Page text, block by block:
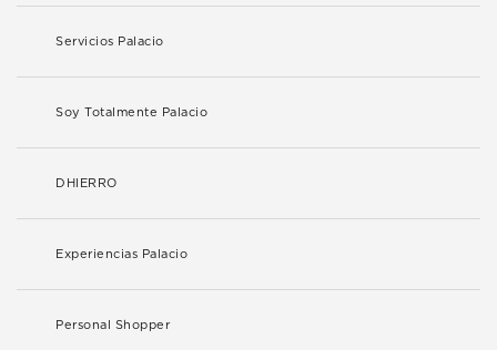
Servicios Palacio
Soy Totalmente Palacio
DHIERRO
Experiencias Palacio
Personal Shopper